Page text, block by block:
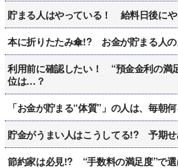
貯まる人はやっている！ 給料日後に
本に折りたたみ傘!? お金が貯まる人の
利用前に確認したい！ “預金金利の満
位は…？
「お金が貯まる“体質”」の人は、毎朝
貯金がうまい人はこうしてる!? 予期せ
節約家は必見!? “手数料の満足度”で